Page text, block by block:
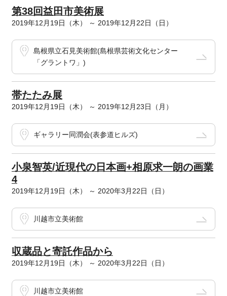
第38回益田市美術展
2019年12月19日（木） ～ 2019年12月22日（日）
島根県立石見美術館(島根県芸術文化センター
「グラントワ」)
帯たたみ展
2019年12月19日（木） ～ 2019年12月23日（月）
ギャラリー同潤会(表参道ヒルズ)
小泉智英/近現代の日本画+相原求一朗の画業
4
2019年12月19日（木） ～ 2020年3月22日（日）
川越市立美術館
収蔵品と寄託作品から
2019年12月19日（木） ～ 2020年3月22日（日）
川越市立美術館